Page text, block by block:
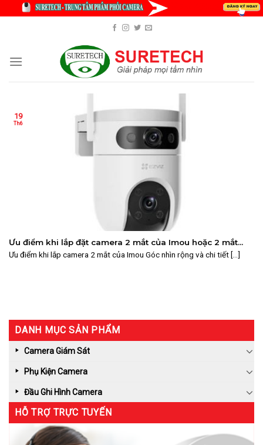
Ưu điểm khi lắp đặt camera 2 mắt của Imou hoặc 2 mắt
Ezviz?
Ưu điểm khi lắp camera 2 mắt của Imou Góc nhìn rộng và chi tiết [...]
19
Th6
DANH MỤC SẢN PHẨM
Camera Giám Sát
Phụ Kiện Camera
Đầu Ghi Hình Camera
HỖ TRỢ TRỰC TUYẾN